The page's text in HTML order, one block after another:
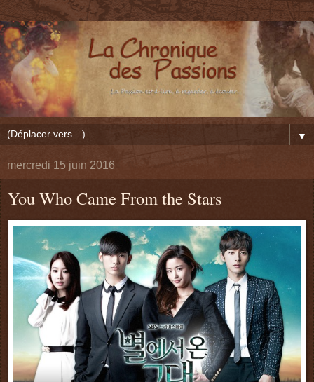
▼
mercredi 15 juin 2016
You Who Came From the Stars